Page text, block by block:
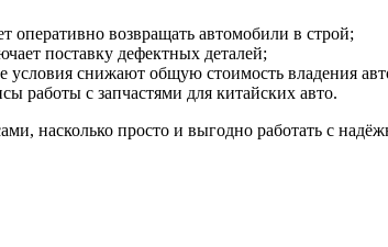
оперативно возвращать автомобили в строй;
поставку дефектных деталей;
снижают общую стоимость владения
работы с запчастями для китайских авто.
насколько просто и выгодно работать с